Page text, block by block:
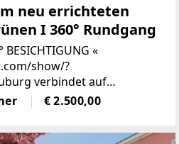
neu errichteten
I 360° Rundgang
BESICHTIGUNG «
show/?
verbindet auf
Komfort mit naturnaher
Stadt nördlich von
€ 2.500,00